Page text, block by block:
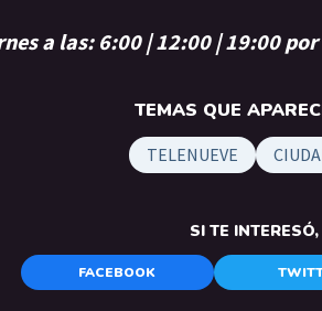
a las: 6:00 | 12:00 | 19:00 por
TEMAS QUE
TELENUEVE
SI TE
FACEBOOK